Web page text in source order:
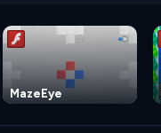
MazeEye